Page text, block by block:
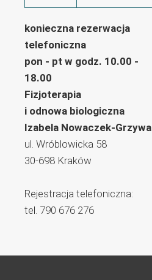
konieczna rezerwacja
telefoniczna
pon - pt w godz. 10.00 -
18.00
Fizjoterapia
i odnowa biologiczna
Izabela Nowaczek-Grzywa
ul. Wróblowicka 58
30-698 Kraków
Rejestracja telefoniczna:
tel. 790 676 276